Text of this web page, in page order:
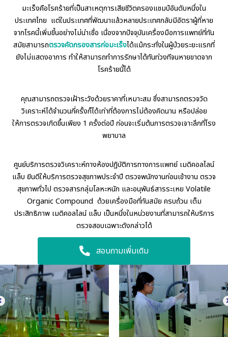
มะเร็งคือโรคร้ายที่เป็นสาเหตุการเสียชีวิตครองแชมป์อันดับหนึ่งใน
ประเทศไทย แต่ในประเทศที่พัฒนาแล้วหลายประเทศกลับมีอัตราผู้ที่หาย
จากโรคนี้เพิ่มขี้นอย่างไม่น่าเชื่อ เนื่องจากปัจจุบันเครื่องมือการแพทย์ที่ทัน
สมัยสามารถตรวจคัดกรองสารก่อมะเร็งได้แม้กระทั่งในผู้ป่วยระยะแรกที่
ยังไม่แสดงอาการ ทำให้สามารถทำการรักษาได้ทันท่วงทีจนหายขาดจาก
โรคร้ายนี้ได้
คุณสามารถตรวจเฝ้าระวังด้วยราคาที่เหมาะสม ซึ่งสามารถตรวจวัด
วิเคราะห์ได้จำนวนกี่ครั้งก็ได้เท่าที่ต้องการไม่ต้องคิดนาน หรือปล่อย
ให้การตรวจเกิดขึ้นเพียง 1 ครั้งต่อปี ก่อนจะเริ่มต้นการตรวจเจาะลึกที่โรง
พยาบาล
ศูนย์บริการตรวจวิเคราะห์ทางห้องปฏิบัติการทางการแพทย์ เมดิคอลไลน์
แล็บ ยินดีให้บริการตรวจสุขภาพประจำปี ตรวจพนักงานก่อนเข้างาน ตรวจ
สุขภาพทั่วไป ตรวจสารกลุ่มโลหะหนัก และอนุพันธ์สารระเหย Volatile
Organic Compound ด้วยเครื่องมือที่ทันสมัย ครบถ้วน เต็ม
ประสิทธิภาพ เมดิคอลไลน์ แล็บ เป็นหนึ่งในหน่วยงานที่สามารถให้บริการ
ตรวจสอบเฉพาะดังกล่าวได้
สอบถามเพิ่มเติม